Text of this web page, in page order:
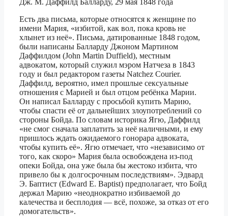
Есть два письма, которые относятся к женщине по
имени Мария, «избитой, как вол, пока кровь не
хлынет из неё». Письма, датированные 1848 годом,
были написаны Балларду Джоном Мартином
Даффилдом (John Martin Duffield), местным
адвокатом, который служил мэром Натчеза в 1843
году и был редактором газеты Natchez Courier.
Даффилд, вероятно, имел прошлые сексуальные
отношения с Марией и был отцом ребёнка Марии.
Он написал Балларду с просьбой купить Марию,
чтобы спасти её от дальнейших злоупотреблений со
стороны Бойда. По словам историка Ягю, Даффилд
«не смог сначала заплатить за неё наличными, и ему
пришлось ждать ожидаемого гонорара адвоката,
чтобы купить её». Ягю отмечает, что «независимо от
того, как скоро» Мария была освобождена из-под
опеки Бойда, она уже была бы жестоко избита, что
привело бы к долгосрочным последствиям». Эдвард
Э. Баптист (Edward E. Baptist) предполагает, что Бойд
держал Марию «неоднократно избиваемой до
калечества и бесплодия — всё, похоже, за отказ от его
домогательств».